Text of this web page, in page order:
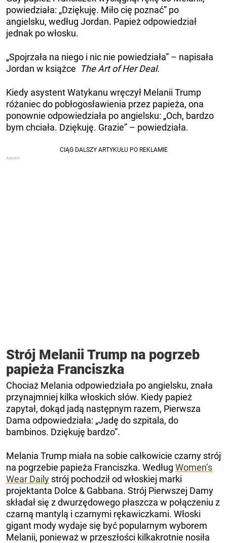
powiedziała: „Dziękuję. Miło cię poznać” po
angielsku, według Jordan. Papież odpowiedział
jednak po włosku.
„Spojrzała na niego i nic nie powiedziała” – napisała
Jordan w książce The Art of Her Deal.
Kiedy asystent Watykanu wręczył Melanii Trump
różaniec do pobłogosławienia przez papieża, ona
ponownie odpowiedziała po angielsku: „Och, bardzo
bym chciała. Dziękuję. Grazie” – powiedziała.
Strój Melanii Trump na pogrzeb
papieża Franciszka
Chociaż Melania odpowiedziała po angielsku, znała
przynajmniej kilka włoskich słów. Kiedy papież
zapytał, dokąd jadą następnym razem, Pierwsza
Dama odpowiedziała: „Jadę do szpitala, do
bambinos. Dziękuję bardzo”.
Melania Trump miała na sobie całkowicie czarny strój
na pogrzebie papieża Franciszka. Według Women’s
Wear Daily strój pochodził od włoskiej marki
projektanta Dolce & Gabbana. Strój Pierwszej Damy
składał się z dwurzędowego płaszcza w połączeniu z
czarną mantylą i czarnymi rękawiczkami. Włoski
gigant mody wydaje się być popularnym wyborem
Melanii, ponieważ w przeszłości kilkakrotnie nosiła